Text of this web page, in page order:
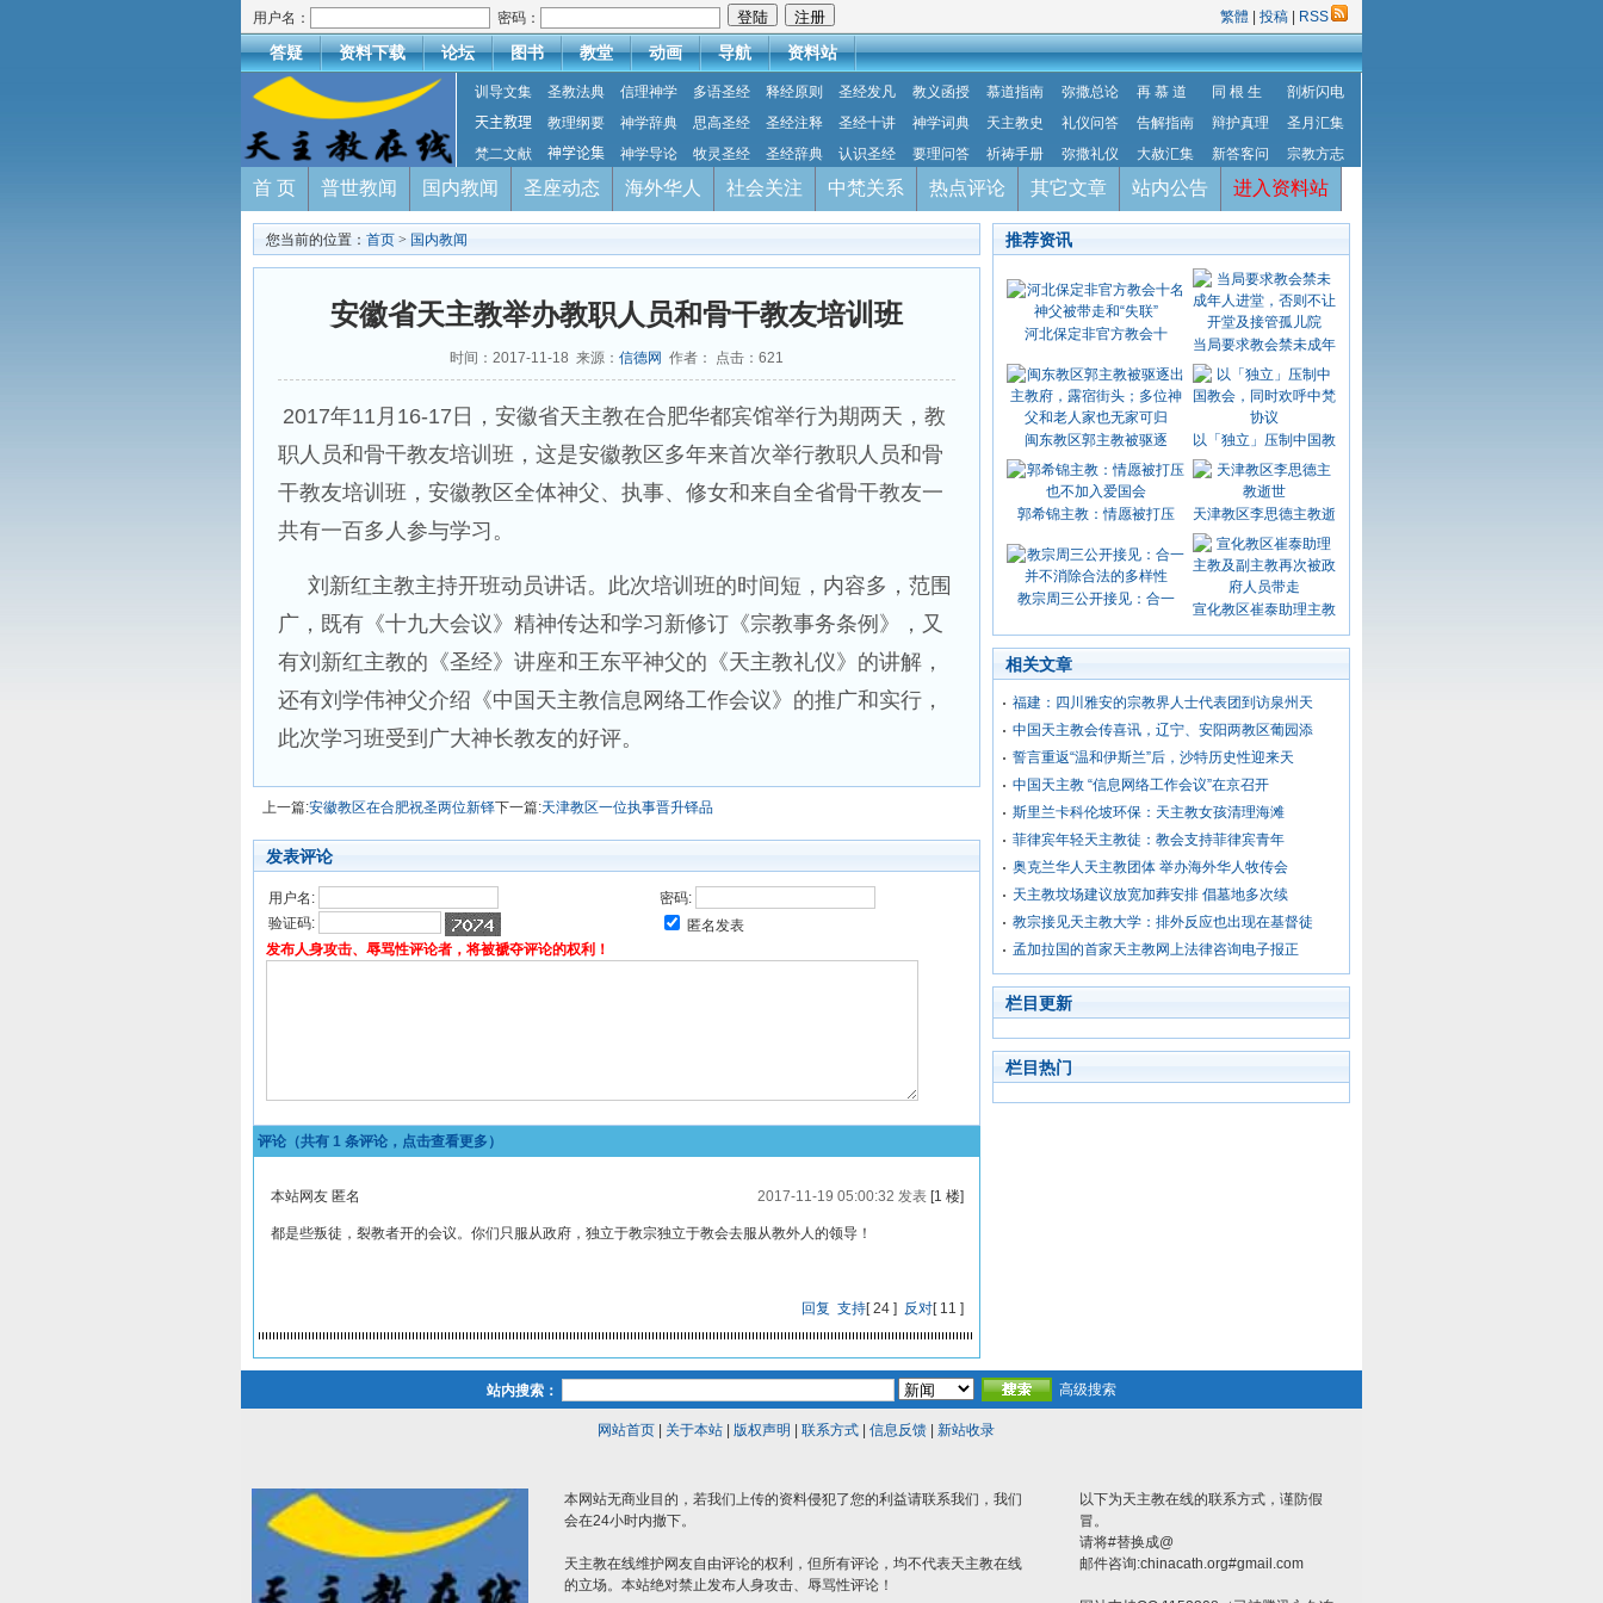
用户名： 密码： 繁體 投稿 RSS
答疑 资料下载 论坛 图书 教堂 动画 导航 资料站
训导文集 圣教法典 信理神学 多语圣经 释经原则 圣经发凡 教义函授 慕道指南 弥撒总论 再 慕 道 同 根 生
剖析闪电
天主教理
教理纲要 神学辞典 思高圣经 圣经注释 圣经十讲 神学词典 天主教史 礼仪问答 告解指南 辩护真理
圣月汇集
梵二文献
神学论集 神学导论 牧灵圣经 圣经辞典 认识圣经 要理问答 祈祷手册 弥撒礼仪 大赦汇集 新答客问 宗教方志
首 页 普世教闻 国内教闻 圣座动态 海外华人 社会关注 中梵关系 热点评论 其它文章 站内公告 进入资料站
您当前的位置： 首页 > 国内教闻
安徽省天主教举办教职人员和骨干教友培训班
时间：2017-11-18 来源： 信德网 作者： 点击： 621
2017年11月16-17日，安徽省天主教在合肥华都宾馆举行为期两天，教
职人员和骨干教友培训班，这是安徽教区多年来首次举行教职人员和骨
干教友培训班，安徽教区全体神父、执事、修女和来自全省骨干教友一
共有一百多人参与学习。
刘新红主教主持开班动员讲话。此次培训班的时间短，内容多，范围
广，既有《十九大会议》精神传达和学习新修订《宗教事务条例》，又
有刘新红主教的《圣经》讲座和王东平神父的《天主教礼仪》的讲解，
还有刘学伟神父介绍《中国天主教信息网络工作会议》的推广和实行，
此次学习班受到广大神长教友的好评。
上一篇:安徽教区在合肥祝圣两位新铎下一篇:天津教区一位执事晋升铎品
发表评论
用户名:
密码:
验证码:
匿名发表
发布人身攻击、辱骂性评论者，将被褫夺评论的权利！
评论（共有 1 条评论，点击查看更多）
本站网友 匿名 2017-11-19 05:00:32 发表[1 楼]
都是些叛徒，裂教者开的会议。你们只服从政府，独立于教宗独立于教会去服从教外人的领导！
回复 支持[24 ] 反对[11 ]
推荐资讯
河北保定非官方教会十
当局要求教会禁未成年
闽东教区郭主教被驱逐 以「独立」压制中国教
郭希锦主教：情愿被打压 天津教区李思德主教逝
教宗周三公开接见：合一
宣化教区崔泰助理主教
相关文章
福建：四川雅安的宗教界人士代表团到访泉州天
中国天主教会传喜讯，辽宁、安阳两教区葡园添
誓言重返“温和伊斯兰”后，沙特历史性迎来天
中国天主教 “信息网络工作会议”在京召开
斯里兰卡科伦坡环保：天主教女孩清理海滩
菲律宾年轻天主教徒：教会支持菲律宾青年
奥克兰华人天主教团体 举办海外华人牧传会
天主教坟场建议放宽加葬安排 倡墓地多次续
教宗接见天主教大学：排外反应也出现在基督徒
孟加拉国的首家天主教网上法律咨询电子报正
栏目更新
栏目热门
站内搜索： 高级搜索
网站首页| 关于本站| 版权声明 联系方式| 信息反馈| 新站收录
本网站无商业目的，若我们上传的资料侵犯了您的利益请联系我们，我们
会在24小时内撤下。
天主教在线维护网友自由评论的权利，但所有评论，均不代表天主教在线
的立场。本站绝对禁止发布人身攻击、辱骂性评论！
以下为天主教在线的联系方式，谨防假
冒。
请将#替换成@
邮件咨询:chinacath.org#gmail.com